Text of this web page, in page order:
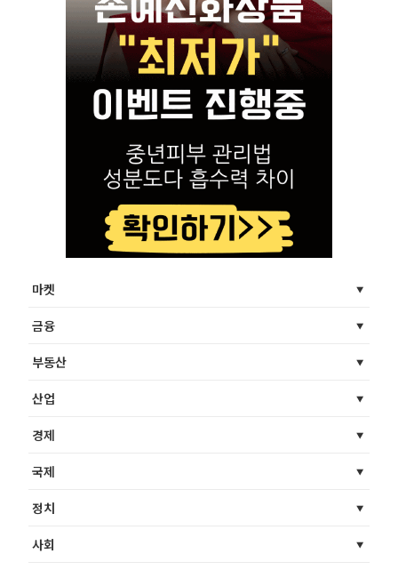
마켓
금융
부동산
산업
경제
국제
정치
사회